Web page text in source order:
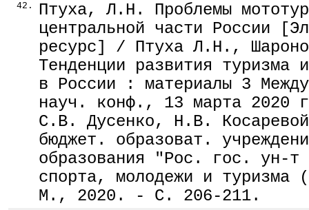
42.
Птуха, Л.Н. Проблемы
центральной части России
ресурс] / Птуха Л.Н.,
Тенденции развития туризма
в России : материалы 3
науч. конф., 13 марта
С.В. Дусенко, Н.В.
бюджет. образоват.
образования "Рос. гос. ун-т
спорта, молодежи и
М., 2020. - С. 206-211.